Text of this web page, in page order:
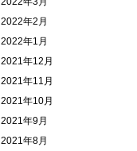
2022年2月
2022年1月
2021年12月
2021年11月
2021年10月
2021年9月
2021年8月